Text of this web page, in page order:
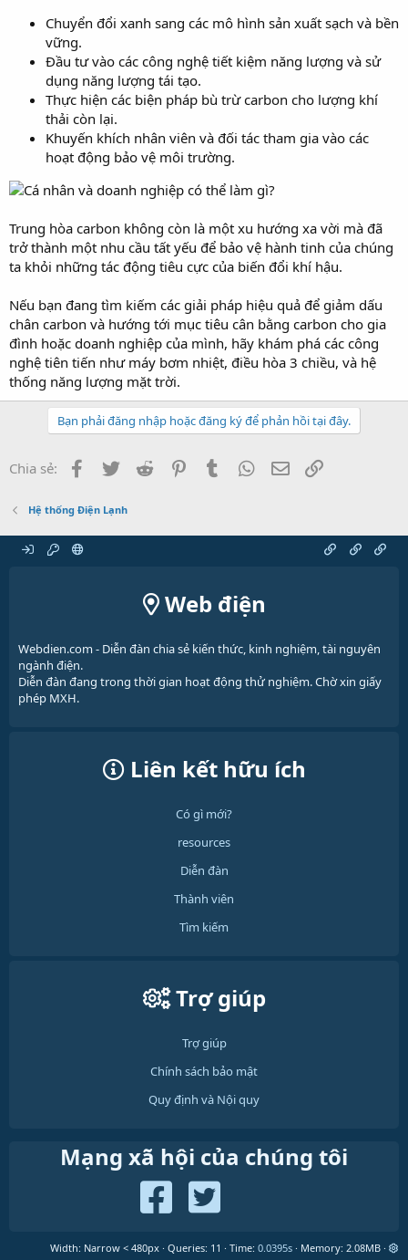
Chuyển đổi xanh sang các mô hình sản xuất sạch và bền
vững.
Đầu tư vào các công nghệ tiết kiệm năng lượng và sử
dụng năng lượng tái tạo.
Thực hiện các biện pháp bù trừ carbon cho lượng khí
thải còn lại.
Khuyến khích nhân viên và đối tác tham gia vào các
hoạt động bảo vệ môi trường.
Trung hòa carbon không còn là một xu hướng xa vời mà đã
trở thành một nhu cầu tất yếu để bảo vệ hành tinh của chúng
ta khỏi những tác động tiêu cực của biến đổi khí hậu.
Nếu bạn đang tìm kiếm các giải pháp hiệu quả để giảm dấu
chân carbon và hướng tới mục tiêu cân bằng carbon cho gia
đình hoặc doanh nghiệp của mình, hãy khám phá các công
nghệ tiên tiến như máy bơm nhiệt, điều hòa 3 chiều, và hệ
thống năng lượng mặt trời.
Bạn phải đăng nhập hoặc đăng ký để phản hồi tại đây.
Chia sẻ: Facebook
Twitter Reddit PinterestTumblr WhatsApp
Email
Hệ thống Điện Lạnh
Web điện
Webdien.com - Diễn đàn chia sẻ kiến thức, kinh nghiệm, tài nguyên
ngành điện.
Diễn đàn đang trong thời gian hoạt động thử nghiệm. Chờ xin giấy
phép MXH.
Liên kết hữu ích
Có gì mới?
resources
Diễn đàn
Thành viên
Tìm kiếm
Trợ giúp
Trợ giúp
Chính sách bảo mật
Quy định và Nội quy
Mạng xã hội của chúng tôi
Width Queries 11 Time 0.0395s Memory 2.08MB